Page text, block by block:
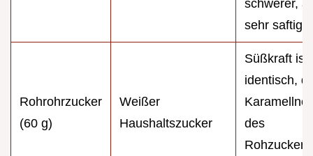
schwerer,
sehr saftig.
Rohrohrzucker
(60 g)
Weißer
Haushaltszucker
Süßkraft ist
identisch,
des
Rohzuckers